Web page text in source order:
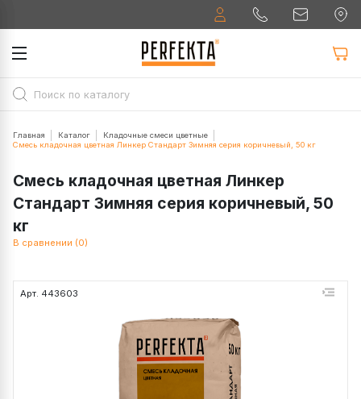
Главная Каталог
Кладочные смеси цветные
Смесь кладочная цветная Линкер Стандарт Зимняя серия коричневый, 50 кг
Смесь кладочная цветная Линкер
Стандарт Зимняя серия коричневый, 50
кг
В сравнении (0)
Арт. 443603